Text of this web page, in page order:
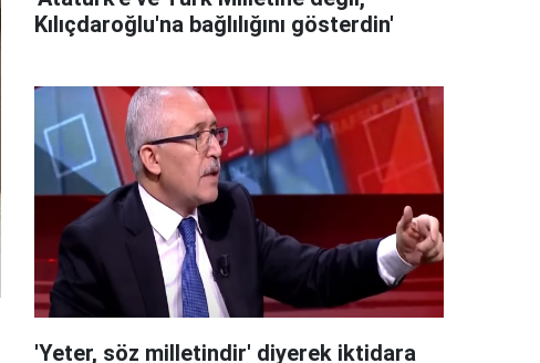
Kılıçdaroğlu'na bağlılığını gösterdin'
'Yeter, söz milletindir' diyerek iktidara